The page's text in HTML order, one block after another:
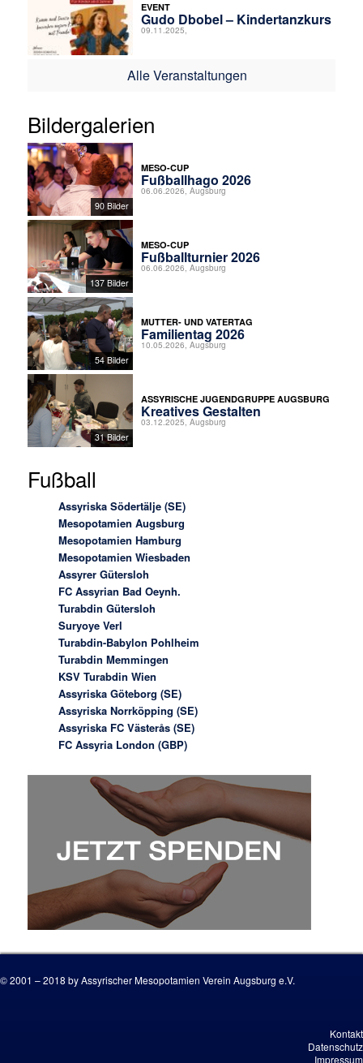
EVENT
Gudo Dbobel – Kindertanzkurs
09.11.2025,
Alle Veranstaltungen
Bildergalerien
90 Bilder
MESO-CUP
Fußballhago 2026
06.06.2026, Augsburg
137 Bilder
MESO-CUP
Fußballturnier 2026
06.06.2026, Augsburg
54 Bilder
MUTTER- UND VATERTAG
Familientag 2026
10.05.2026, Augsburg
31 Bilder
ASSYRISCHE JUGENDGRUPPE AUGSBURG
Kreatives Gestalten
03.12.2025, Augsburg
Fußball
Assyriska Södertälje (SE)
Mesopotamien Augsburg
Mesopotamien Hamburg
Mesopotamien Wiesbaden
Assyrer Gütersloh
FC Assyrian Bad Oeynh.
Turabdin Gütersloh
Suryoye Verl
Turabdin-Babylon Pohlheim
Turabdin Memmingen
KSV Turabdin Wien
Assyriska Göteborg (SE)
Assyriska Norrköpping (SE)
Assyriska FC Västerås (SE)
FC Assyria London (GBP)
© 2001 – 2018 by Assyrischer Mesopotamien Verein Augsburg e.V.
Kontakt
Datenschutz
Impressum